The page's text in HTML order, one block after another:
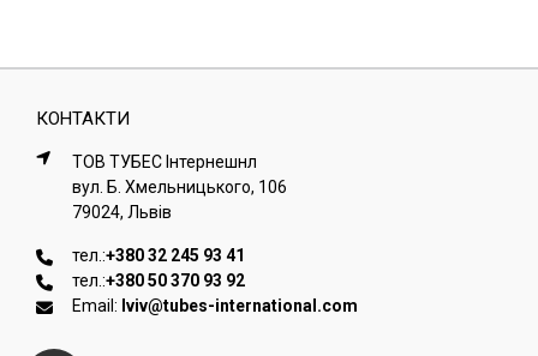
КОНТАКТИ
ТОВ ТУБЕС Iнтернешнл
вул. Б. Хмельницького, 106
79024, Львiв
тел.:+380 32 245 93 41
тел.:+380 50 370 93 92
Email: lviv@tubes-international.com